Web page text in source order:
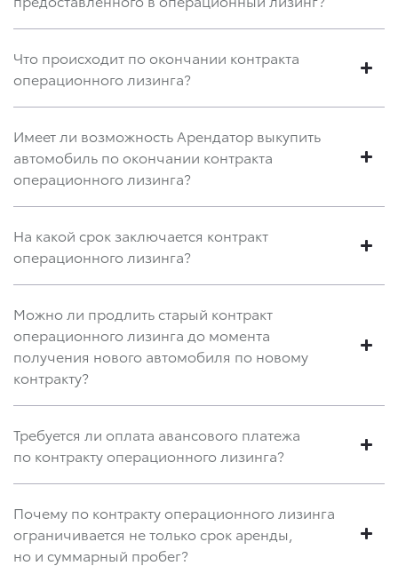
Что происходит по окончании контракта
операционного лизинга?
Имеет ли возможность Арендатор выкупить
автомобиль по окончании контракта
операционного лизинга?
На какой срок заключается контракт
операционного лизинга?
Можно ли продлить старый контракт
операционного лизинга до момента
получения нового автомобиля по новому
контракту?
Требуется ли оплата авансового платежа
по контракту операционного лизинга?
Почему по контракту операционного лизинга
ограничивается не только срок аренды,
но и суммарный пробег?